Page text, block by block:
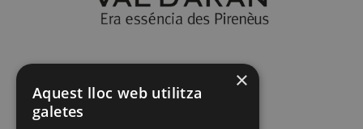
×
Aquest lloc web utilitza
galetes